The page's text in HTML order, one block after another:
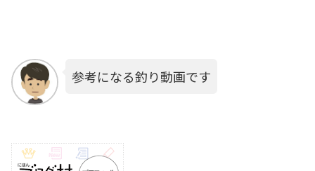
参考になる釣り動画です